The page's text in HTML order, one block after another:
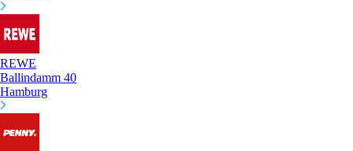
REWE
Ballindamm 40
Hamburg